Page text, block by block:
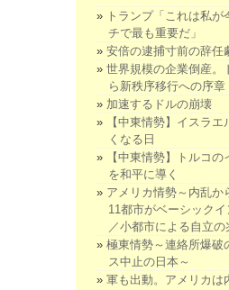
トランプ「これは私が
チで最も重要だ」
安倍の逮捕寸前の辞任
世界規模の企業倒産。
ら新秩序移行への序章
加速するドルの崩壊
【中東情勢】イスラ
くなる日
【中東情勢】トルコ
を和平に導く
アメリカ情勢～内乱か
11都市がベーシック
／小都市による自立の
極東情勢～連絡所爆破
ス中止の日本～
軍も出動。アメリカは